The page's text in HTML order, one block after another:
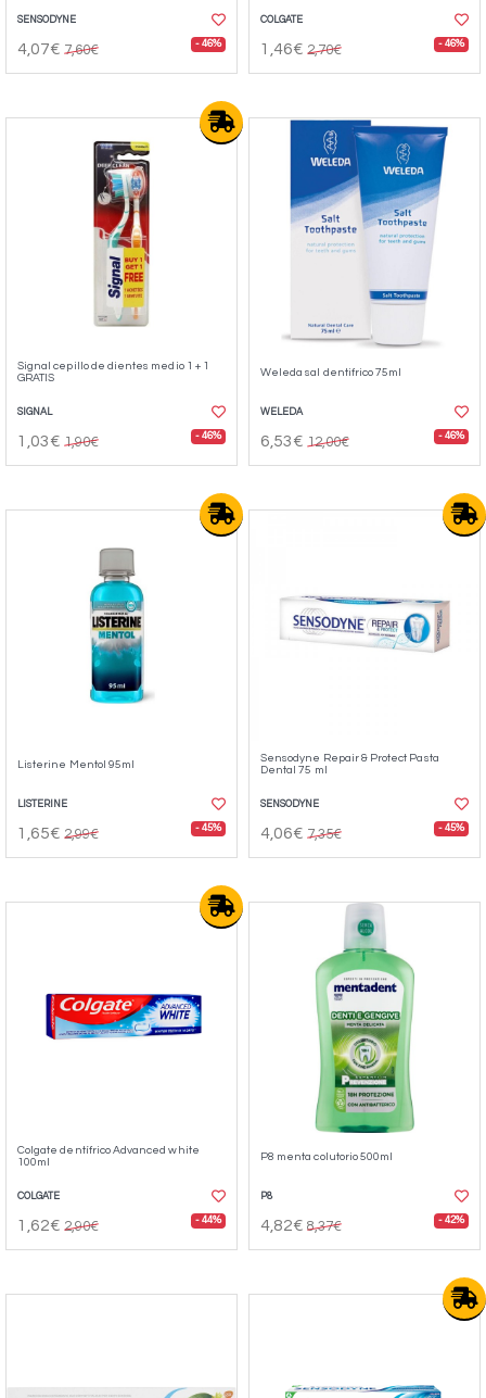
SENSODYNE
4,07€ 7,60€ - 46%
COLGATE
1,46€ 2,70€ - 46%
Signal cepillo de dientes medio 1 + 1
GRATIS
SIGNAL
1,03€ 1,90€ - 46%
Weleda sal dentifrico 75ml
WELEDA
6,53€ 12,00€ - 46%
Listerine Mentol 95ml
LISTERINE
1,65€ 2,99€ - 45%
Sensodyne Repair & Protect Pasta
Dental 75 ml
SENSODYNE
4,06€ 7,35€ - 45%
Colgate dentífrico Advanced white
100ml
COLGATE
1,62€ 2,90€ - 44%
P8 menta colutorio 500ml
P8
4,82€ 8,37€ - 42%